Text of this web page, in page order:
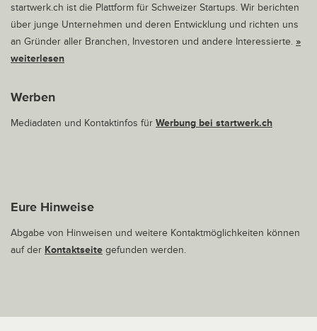
startwerk.ch ist die Plattform für Schweizer Startups. Wir berichten
über junge Unternehmen und deren Entwicklung und richten uns
an Gründer aller Branchen, Investoren und andere Interessierte. »
weiterlesen
Werben
Mediadaten und Kontaktinfos für Werbung bei startwerk.ch
Eure Hinweise
Abgabe von Hinweisen und weitere Kontaktmöglichkeiten können
auf der Kontaktseite gefunden werden.